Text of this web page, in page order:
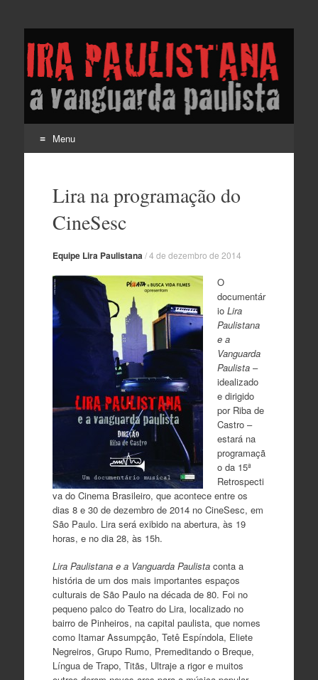
Lira Paulistana e a
vanguarda paulista
Menu
Lira na programação do
CineSesc
Equipe Lira Paulistana /4 de dezembro de 2014
O
documentár
io Lira
Paulistana
e a
Vanguarda
Paulista–
idealizado
e dirigido
por Riba de
Castro –
estará na
programaçã
o da 15ª
Retrospecti
va do Cinema Brasileiro, que acontece entre os
dias 8 e 30 de dezembro de 2014 no CineSesc, em
São Paulo. Lira será exibido na abertura, às 19
horas, e no dia 28, às 15h.
Lira Paulistana e a Vanguarda Paulistaconta a
história de um dos mais importantes espaços
culturais de São Paulo na década de 80. Foi no
pequeno palco do Teatro do Lira, localizado no
bairro de Pinheiros, na capital paulista, que nomes
como Itamar Assumpção, Tetê Espíndola, Eliete
Negreiros, Grupo Rumo, Premeditando o Breque,
Língua de Trapo, Titãs, Ultraje a rigor e muitos